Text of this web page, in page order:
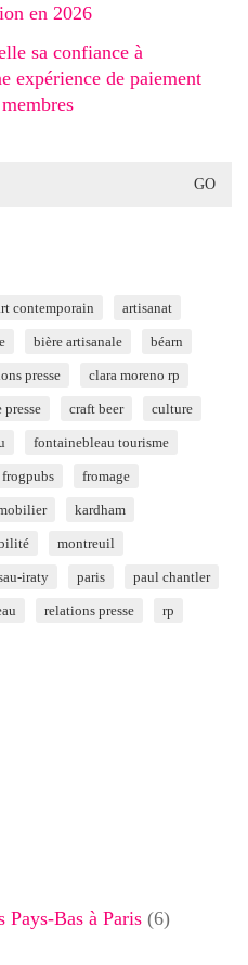
en 2026
sa confiance à
expérience de paiement
contemporain artisanat
bière artisanale béarn
presse clara moreno rp
craft beer culture
fontainebleau tourisme
frogpubs fromage
kardham
montreuil
iraty paris paul chantler
relations presse rp
Pays-Bas à Paris (6)